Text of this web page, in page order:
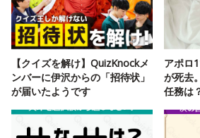
【クイズを解け】QuizKnockメ
ンバーに伊沢からの「招待状」
が届いたようです
アポロ
が死去
任務は